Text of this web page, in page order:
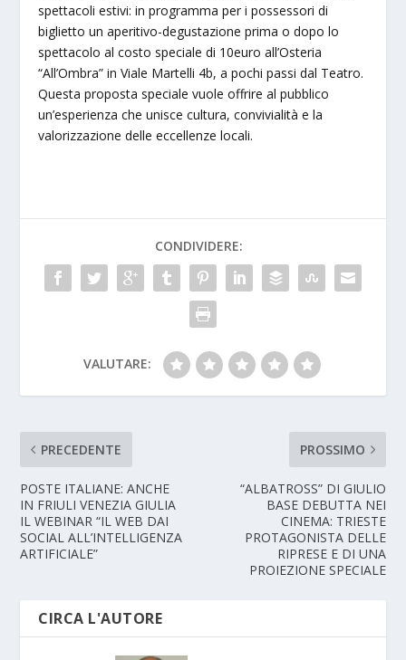
spettacoli estivi: in programma per i possessori di
biglietto un aperitivo-degustazione prima o dopo lo
spettacolo al costo speciale di 10euro all’Osteria
“All’Ombra” in Viale Martelli 4b, a pochi passi dal Teatro.
Questa proposta speciale vuole offrire al pubblico
un’esperienza che unisce cultura, convivialità e la
valorizzazione delle eccellenze locali.
CONDIVIDERE:
VALUTARE:
PRECEDENTE
POSTE ITALIANE: ANCHE
IN FRIULI VENEZIA GIULIA
IL WEBINAR “IL WEB DAI
SOCIAL ALL’INTELLIGENZA
ARTIFICIALE”
PROSSIMO
“ALBATROSS” DI GIULIO
BASE DEBUTTA NEI
CINEMA: TRIESTE
PROTAGONISTA DELLE
RIPRESE E DI UNA
PROIEZIONE SPECIALE
CIRCA L'AUTORE